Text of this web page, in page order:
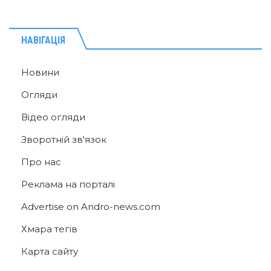
НАВІГАЦІЯ
Новини
Огляди
Відео огляди
Зворотній зв'язок
Про нас
Реклама на порталі
Advertise on Andro-news.com
Хмара тегів
Карта сайту